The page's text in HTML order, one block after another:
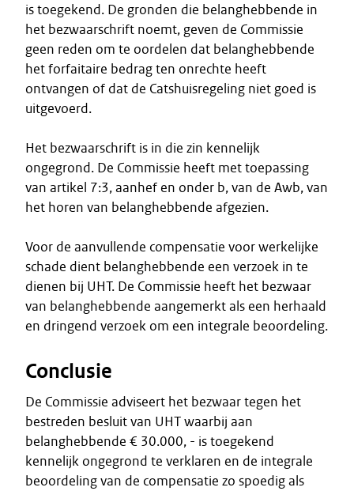
is toegekend. De gronden die belanghebbende in
het bezwaarschrift noemt, geven de Commissie
geen reden om te oordelen dat belanghebbende
het forfaitaire bedrag ten onrechte heeft
ontvangen of dat de Catshuisregeling niet goed is
uitgevoerd.
Het bezwaarschrift is in die zin kennelijk
ongegrond. De Commissie heeft met toepassing
van artikel 7:3, aanhef en onder b, van de Awb, van
het horen van belanghebbende afgezien.
Voor de aanvullende compensatie voor werkelijke
schade dient belanghebbende een verzoek in te
dienen bij UHT. De Commissie heeft het bezwaar
van belanghebbende aangemerkt als een herhaald
en dringend verzoek om een integrale beoordeling.
Conclusie
De Commissie adviseert het bezwaar tegen het
bestreden besluit van UHT waarbij aan
belanghebbende € 30.000, - is toegekend
kennelijk ongegrond te verklaren en de integrale
beoordeling van de compensatie zo spoedig als